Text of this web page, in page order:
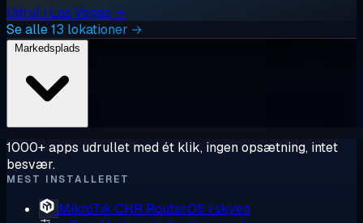
Udrul i Las Vegas →
Se alle 13 lokationer →
1000+ apps udrullet med ét klik, ingen opsætning, intet
besvær.
MEST INSTALLERET
MikroTik CHR RouterOS i skyen